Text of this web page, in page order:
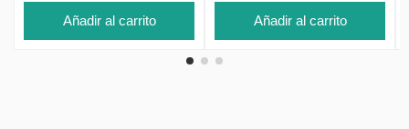
Añadir al carrito Añadir al carrito